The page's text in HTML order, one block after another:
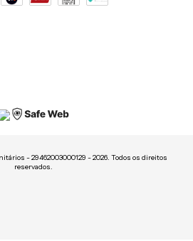
- 29462003000129 - 2026. Todos os direitos
reservados.